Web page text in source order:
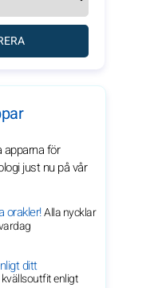
i familjen
apparna för
just nu på vår
orakler!Alla nycklar
ditt
kvällsoutfit enligt